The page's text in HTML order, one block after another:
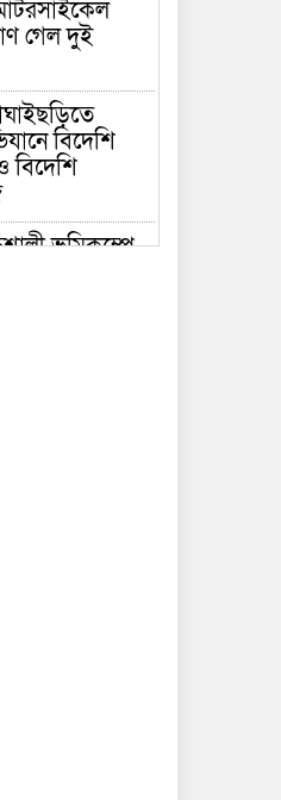
গেল দুই
বিদেশি
বিদেশি
ভূমিকম্পে
সভাপতি
রিপন মারমা
চিঠি
তারেক
সঙ্কট
বিনিয়োগ